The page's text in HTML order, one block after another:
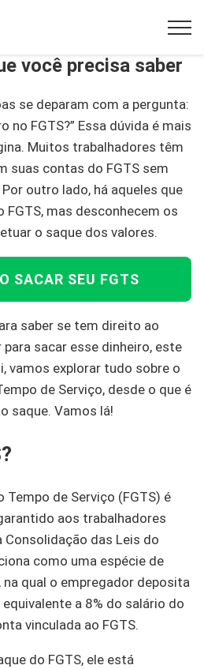
você precisa saber
se deparam com a pergunta:
no FGTS?” Essa dúvida é mais
Muitos trabalhadores têm
suas contas do FGTS sem
outro lado, há aqueles que
FGTS, mas desconhecem os
o saque dos valores.
SACAR SEU FGTS
saber se tem direito ao
sacar esse dinheiro, este
vamos explorar tudo sobre o
de Serviço, desde o que é
saque. Vamos lá!
Tempo de Serviço (FGTS) é
aos trabalhadores
das Leis do
como uma espécie de
qual o empregador deposita
a 8% do salário do
vinculada ao FGTS.
do FGTS, ele está